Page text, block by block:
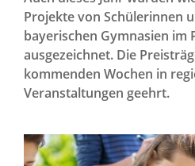
bbw-Gruppe
Projekte von Schülerinnen
bayerischen Gymnasien im
ausgezeichnet. Die
kommenden Wochen in
Veranstaltungen geehrt.